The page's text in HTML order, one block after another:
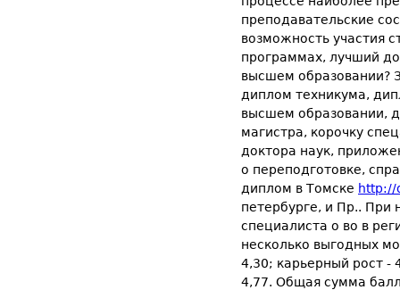
преподавательские
возможность участия
программах, лучший
высшем образовании?
диплом техникума,
высшем образовании,
магистра, корочку
доктора наук,
о переподготовке,
диплом в Томске http://
петербурге, и Пр.. При
специалиста о во в
несколько выгодных
4,30; карьерный рост -
4,77. Общая сумма